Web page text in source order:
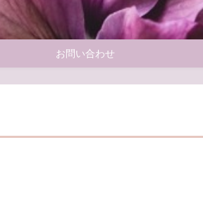
お問い合わせ